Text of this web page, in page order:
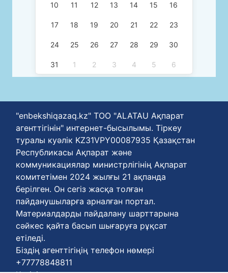
10 11 12 13 14 15 16
17 18 19 20 21 22 23
24 25 26 27 28 29 30
31 1 2 3 4 5 6
"enbekshiqazaq.kz" ТОО "ALATAU Ақпарат
агенттігінін" интернет-бысылымы. Тіркеу
туралы куәлік KZ31VPY00087935 Қазақстан
Республикасы Ақпарат және
коммуникациялар министрлігінің Ақпарат
комитетімен 2024 жылғы 21 ақпанда
берілген. Он сегіз жасқа толған
пайданушыларға арналған портал.
Материалдарды пайдалану шарттарына
сәйкес қайта басып шығаруға рұқсат
етіледі.
Біздің агенттігіңің телефон нөмері
+77778848811